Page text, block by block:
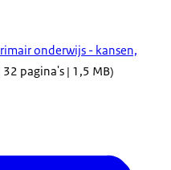
onderwijs - kansen,
32 pagina's | 1,5 MB)